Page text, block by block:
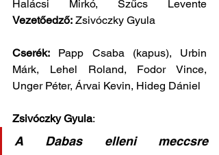
Vezetőedző: Zsivóczky Gyula
Cserék: Papp Csaba (kapus), Urbin
Márk, Lehel Roland, Fodor Vince,
Unger Péter, Árvai Kevin, Hideg Dániel
Zsivóczky Gyula:
A Dabas elleni meccsre